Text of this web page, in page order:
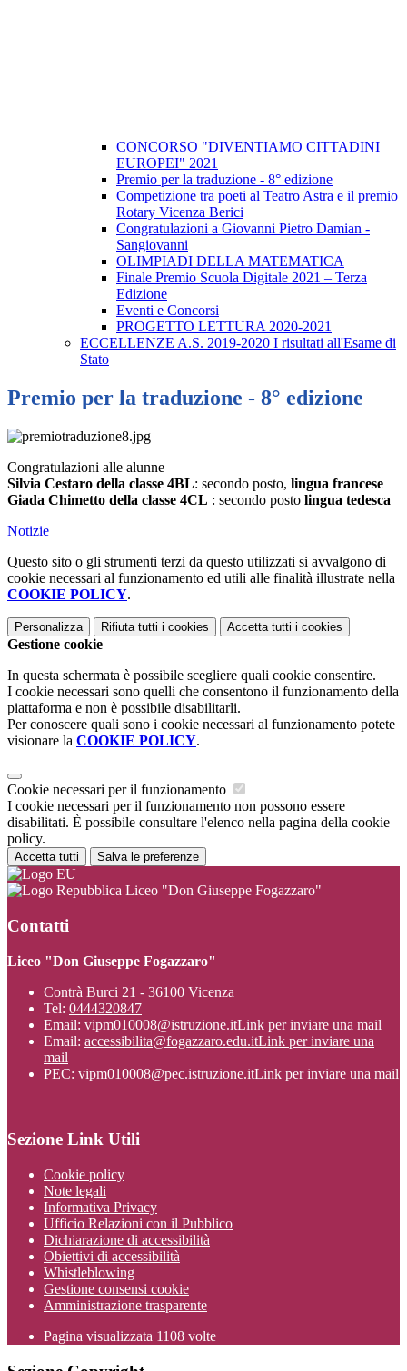
CONCORSO "DIVENTIAMO CITTADINI
EUROPEI" 2021
Premio per la traduzione - 8° edizione
Competizione tra poeti al Teatro Astra e il premio
Rotary Vicenza Berici
Congratulazioni a Giovanni Pietro Damian -
Sangiovanni
OLIMPIADI DELLA MATEMATICA
Finale Premio Scuola Digitale 2021 – Terza
Edizione
Eventi e Concorsi
PROGETTO LETTURA 2020-2021
ECCELLENZE A.S. 2019-2020 I risultati all'Esame di
Stato
Premio per la traduzione - 8° edizione
Congratulazioni alle alunne
Silvia Cestaro della classe 4BL: secondo posto, lingua francese
Giada Chimetto della classe 4CL : secondo posto lingua tedesca
Notizie
Questo sito o gli strumenti terzi da questo utilizzati si avvalgono di
cookie necessari al funzionamento ed utili alle finalità illustrate nella
COOKIE POLICY.
Personalizza Rifiuta tutti i cookies Accetta tutti i cookies
Gestione cookie
In questa schermata è possibile scegliere quali cookie consentire.
I cookie necessari sono quelli che consentono il funzionamento della
piattaforma e non è possibile disabilitarli.
Per conoscere quali sono i cookie necessari al funzionamento potete
visionare la COOKIE POLICY.
Cookie necessari per il funzionamento
I cookie necessari per il funzionamento non possono essere
disabilitati. È possibile consultare l'elenco nella pagina della cookie
policy.
Accetta tutti Salva le preferenze
Liceo "Don Giuseppe Fogazzaro"
Contatti
Liceo "Don Giuseppe Fogazzaro"
Contrà Burci 21 - 36100 Vicenza
Tel: 0444320847
Email: vipm010008@istruzione.itLink per inviare una mail
Email: accessibilita@fogazzaro.edu.itLink per inviare una
mail
PEC: vipm010008@pec.istruzione.itLink per inviare una mail
Sezione Link Utili
Cookie policy
Note legali
Informativa Privacy
Ufficio Relazioni con il Pubblico
Dichiarazione di accessibilità
Obiettivi di accessibilità
Whistleblowing
Gestione consensi cookie
Amministrazione trasparente
Pagina visualizzata 1108 volte